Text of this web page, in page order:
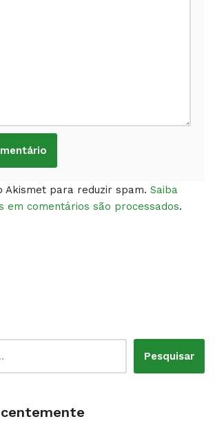
Akismet para reduzir spam. Saiba
em comentários são processados.
Pesquisar